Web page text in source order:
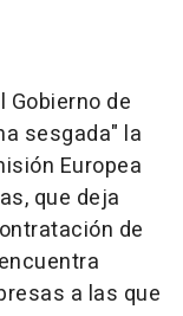
Gobierno de
sesgada" la
Europea
que deja
de
a las que